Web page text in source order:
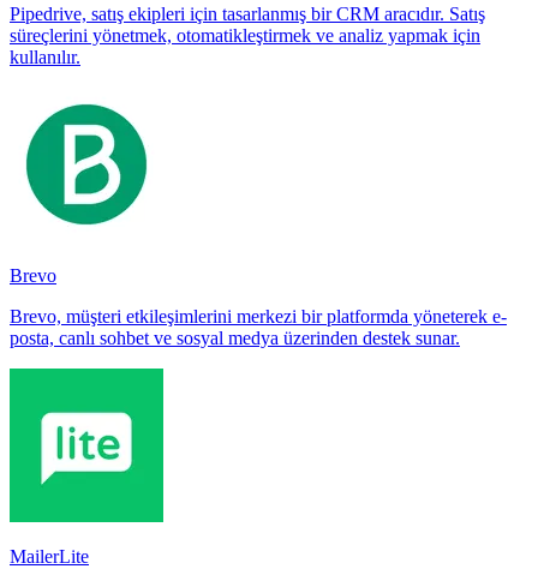
Pipedrive, satış ekipleri için tasarlanmış bir CRM aracıdır. Satış
süreçlerini yönetmek, otomatikleştirmek ve analiz yapmak için
kullanılır.
Brevo
Brevo, müşteri etkileşimlerini merkezi bir platformda yöneterek e-
posta, canlı sohbet ve sosyal medya üzerinden destek sunar.
MailerLite